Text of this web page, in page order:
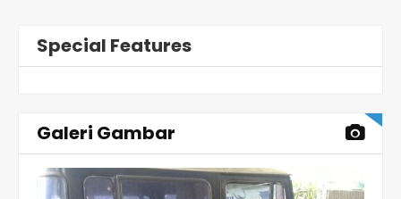
Special Features
Galeri Gambar